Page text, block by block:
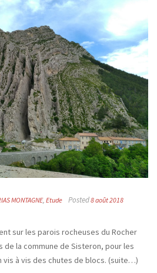
MONTAGNE, Etude Posted8 août 2018
sur les parois rocheuses du Rocher
de la commune de Sisteron, pour les
à vis des chutes de blocs. (suite…)